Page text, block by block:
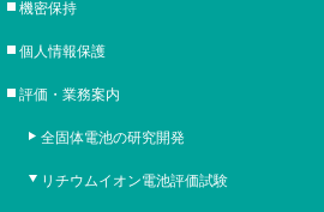
機密保持
個人情報保護
評価・業務案内
全固体電池の研究開発
リチウムイオン電池評価試験